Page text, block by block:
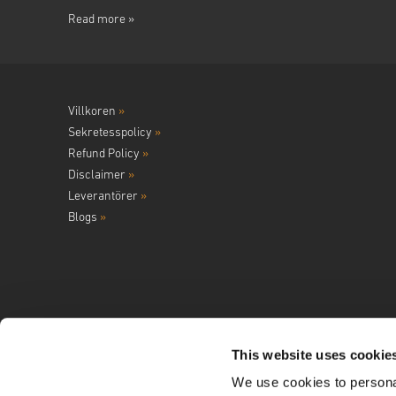
This website uses
We use cookies to
Read more »
Villkoren »
Sekretesspolicy »
Refund Policy »
Disclaimer »
Leverantörer »
Blogs »